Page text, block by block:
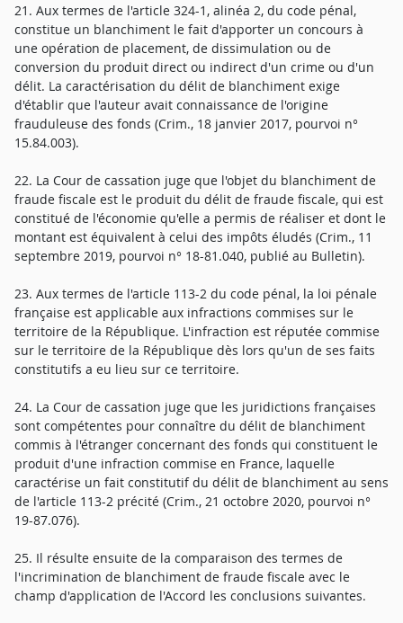
21. Aux termes de l'article 324-1, alinéa 2, du code pénal,
constitue un blanchiment le fait d'apporter un concours à
une opération de placement, de dissimulation ou de
conversion du produit direct ou indirect d'un crime ou d'un
délit. La caractérisation du délit de blanchiment exige
d'établir que l'auteur avait connaissance de l'origine
frauduleuse des fonds (Crim., 18 janvier 2017, pourvoi n°
15.84.003).
22. La Cour de cassation juge que l'objet du blanchiment de
fraude fiscale est le produit du délit de fraude fiscale, qui est
constitué de l'économie qu'elle a permis de réaliser et dont le
montant est équivalent à celui des impôts éludés (Crim., 11
septembre 2019, pourvoi n° 18-81.040, publié au Bulletin).
23. Aux termes de l'article 113-2 du code pénal, la loi pénale
française est applicable aux infractions commises sur le
territoire de la République. L'infraction est réputée commise
sur le territoire de la République dès lors qu'un de ses faits
constitutifs a eu lieu sur ce territoire.
24. La Cour de cassation juge que les juridictions françaises
sont compétentes pour connaître du délit de blanchiment
commis à l'étranger concernant des fonds qui constituent le
produit d'une infraction commise en France, laquelle
caractérise un fait constitutif du délit de blanchiment au sens
de l'article 113-2 précité (Crim., 21 octobre 2020, pourvoi n°
19-87.076).
25. Il résulte ensuite de la comparaison des termes de
l'incrimination de blanchiment de fraude fiscale avec le
champ d'application de l'Accord les conclusions suivantes.